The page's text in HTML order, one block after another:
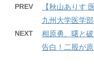
PREV
【秋山ありす
九州大学医学
NEXT
相原勇、曙と
告白！二股が原